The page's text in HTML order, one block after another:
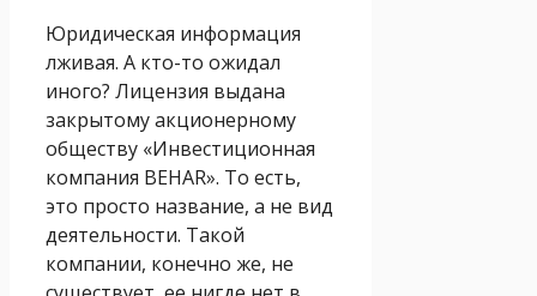
Юридическая информация
лживая. А кто-то ожидал
иного? Лицензия выдана
закрытому акционерному
обществу «Инвестиционная
компания BEHAR». То есть,
это просто название, а не вид
деятельности. Такой
компании, конечно же, не